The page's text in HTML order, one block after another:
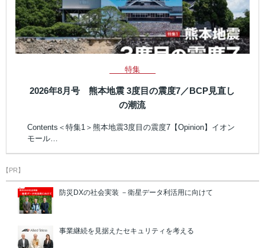
特集
2026年8月号 熊本地震 3度目の震度7／BCP見直し
の潮流
Contents＜特集1＞熊本地震3度目の震度7【Opinion】イオン
モール…
【PR】
防災DXの社会実装 －衛星データ利活用に向けて
事業継続を見据えたセキュリティを考える